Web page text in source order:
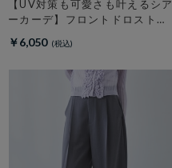
【UV対策も可愛さも叶えるシア
ーカーデ】フロントドロストシ
￥6,050